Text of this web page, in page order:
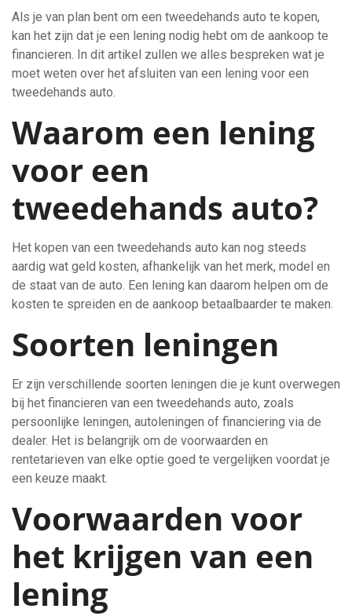
Als je van plan bent om een tweedehands auto te kopen,
kan het zijn dat je een lening nodig hebt om de aankoop te
financieren. In dit artikel zullen we alles bespreken wat je
moet weten over het afsluiten van een lening voor een
tweedehands auto.
Waarom een lening
voor een
tweedehands auto?
Het kopen van een tweedehands auto kan nog steeds
aardig wat geld kosten, afhankelijk van het merk, model en
de staat van de auto. Een lening kan daarom helpen om de
kosten te spreiden en de aankoop betaalbaarder te maken.
Soorten leningen
Er zijn verschillende soorten leningen die je kunt overwegen
bij het financieren van een tweedehands auto, zoals
persoonlijke leningen, autoleningen of financiering via de
dealer. Het is belangrijk om de voorwaarden en
rentetarieven van elke optie goed te vergelijken voordat je
een keuze maakt.
Voorwaarden voor
het krijgen van een
lening